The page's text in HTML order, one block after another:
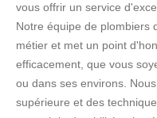
vous offrir un service
Notre équipe de plombiers
métier et met un point
efficacement, que vous
ou dans ses environs.
supérieure et des